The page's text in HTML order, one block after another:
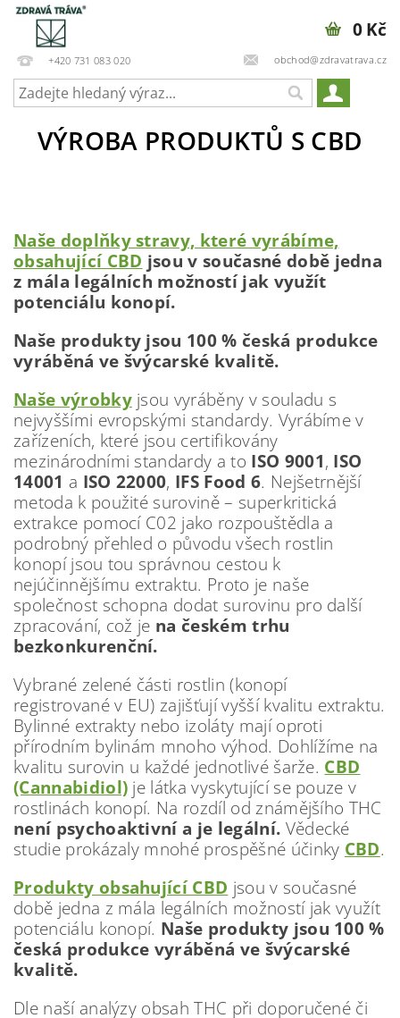
+420 731 083 020 obchod@zdravatrava.cz
0 Kč
VÝROBA PRODUKTŮ S CBD
Naše doplňky stravy, které vyrábíme,
obsahující CBD jsou v současné době jedna
z mála legálních možností jak využít
potenciálu konopí.
Naše produkty jsou 100 % česká produkce
vyráběná ve švýcarské kvalitě.
Naše výrobkyjsou vyráběny v souladu s
nejvyššími evropskými standardy. Vyrábíme v
zařízeních, které jsou certifikovány
mezinárodními standardy a to ISO 9001, ISO
14001 a ISO 22000, IFS Food 6. Nejšetrnější
metoda k použité surovině – superkritická
extrakce pomocí C02 jako rozpouštědla a
podrobný přehled o původu všech rostlin
konopí jsou tou správnou cestou k
nejúčinnějšímu extraktu. Proto je naše
společnost schopna dodat surovinu pro další
zpracování, což je na českém trhu
bezkonkurenční.
Vybrané zelené části rostlin (konopí
registrované v EU) zajišťují vyšší kvalitu extraktu.
Bylinné extrakty nebo izoláty mají oproti
přírodním bylinám mnoho výhod. Dohlížíme na
kvalitu surovin u každé jednotlivé šarže. CBD
(Cannabidiol) je látka vyskytující se pouze v
rostlinách konopí. Na rozdíl od známějšího THC
není psychoaktivní a je legální. Vědecké
studie prokázaly mnohé prospěšné účinky CBD.
Produkty obsahující CBD jsou v současné
době jedna z mála legálních možností jak využít
potenciálu konopí. Naše produkty jsou 100 %
česká produkce vyráběná ve švýcarské
kvalitě.
Dle naší analýzy obsah THC při doporučené či